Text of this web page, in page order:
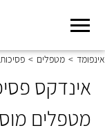
אינפומד > מטפלים >
אינדקס
מטפלים